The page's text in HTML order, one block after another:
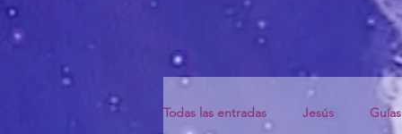
Todas las entradas Jesús